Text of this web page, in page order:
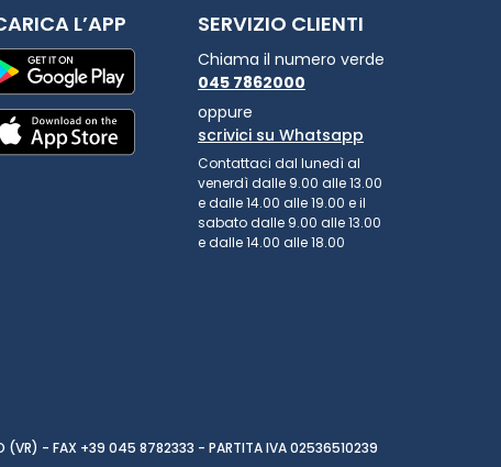
L’APP SERVIZIO CLIENTI
Chiama il numero verde
045 7862000
oppure
scrivici su Whatsapp
Contattaci dal lunedì al
venerdì dalle 9.00 alle 13.00
e dalle 14.00 alle 19.00 e il
sabato dalle 9.00 alle 13.00
e dalle 14.00 alle 18.00
(VR) - FAX +39 045 8782333 - PARTITA IVA 02536510239